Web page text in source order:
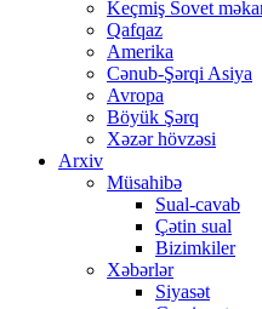
Keçmiş Sovet
Qafqaz
Amerika
Cənub-Şərqi Asiya
Avropa
Böyük Şərq
Xəzər hövzəsi
Arxiv
Müsahibə
Sual-cavab
Çətin sual
Bizimkiler
Xəbərlər
Siyasət